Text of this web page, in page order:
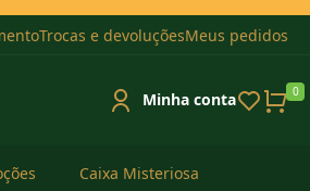
Trocas e devoluçõesMeus pedidos
Minha conta 0
Caixa Misteriosa